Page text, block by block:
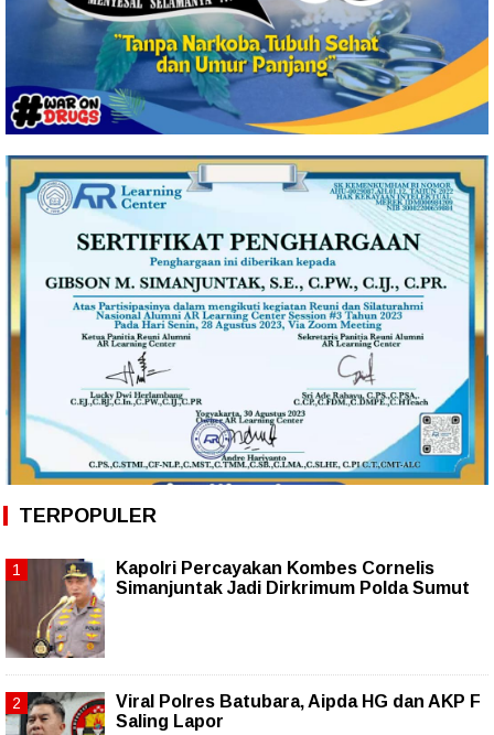
TERPOPULER
Kapolri Percayakan Kombes Cornelis
Simanjuntak Jadi Dirkrimum Polda Sumut
Viral Polres Batubara, Aipda HG dan AKP F
Saling Lapor